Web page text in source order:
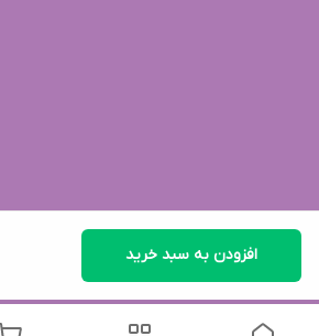
افزودن به سبد خرید